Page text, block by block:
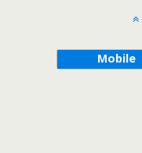
Mobile